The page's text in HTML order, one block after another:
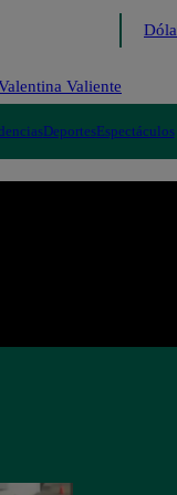
Dólar
Valiente
DeportesEspectáculos